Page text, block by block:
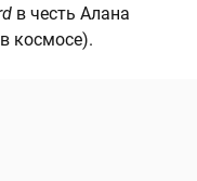
в честь Алана
космосе).